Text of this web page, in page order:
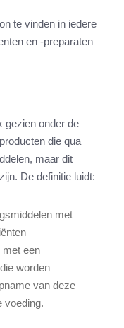
te vinden in iedere
en -preparaten
gezien onder de
die qua
maar dit
De definitie luidt:
met
met een
worden
van deze
voeding.